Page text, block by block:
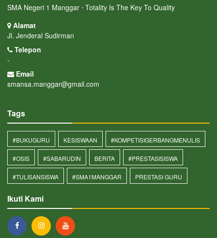
SMA Negeri 1 Manggar ⋅ Totality Is The Key To Quality
Alamat
Jl. Jenderal Sudirman
Telepon
-
Email
smansa.manggar@gmail.com
Tags
#BUKUGURU KESISWAAN #KOMPETISIGERBANGMENULIS
#OSIS #SABARUDIN BERITA #PRESTASISISWA
#TULISANSISWA #SMA1MANGGAR PRESTASI GURU
Ikuti Kami